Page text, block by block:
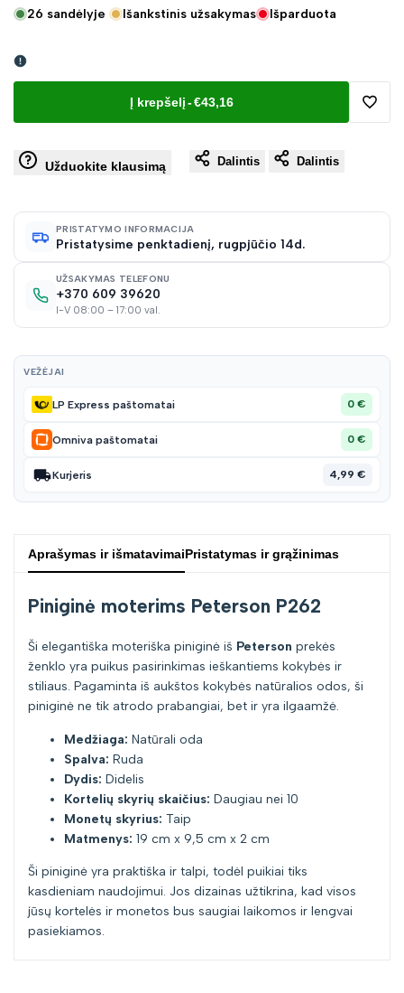
26 sandėlyje Išankstinis užsakymas Išparduota
Į krepšelį-€43,16
Užduokite klausimą Dalintis Dalintis
PRISTATYMO INFORMACIJA
Pristatysime penktadienį, rugpjūčio 14d.
UŽSAKYMAS TELEFONU
+370 609 39620
I-V 08:00 – 17:00 val.
VEŽĖJAI
LP Express paštomatai 0 €
Omniva paštomatai 0 €
Kurjeris 4,99 €
Aprašymas ir išmatavimaiPristatymas ir grąžinimas
Piniginė moterims Peterson P262
Ši elegantiška moteriška piniginė iš Peterson prekės
ženklo yra puikus pasirinkimas ieškantiems kokybės ir
stiliaus. Pagaminta iš aukštos kokybės natūralios odos, ši
piniginė ne tik atrodo prabangiai, bet ir yra ilgaamžė.
Medžiaga: Natūrali oda
Spalva: Ruda
Dydis: Didelis
Kortelių skyrių skaičius: Daugiau nei 10
Monetų skyrius: Taip
Matmenys: 19 cm x 9,5 cm x 2 cm
Ši piniginė yra praktiška ir talpi, todėl puikiai tiks
kasdieniam naudojimui. Jos dizainas užtikrina, kad visos
jūsų kortelės ir monetos bus saugiai laikomos ir lengvai
pasiekiamos.